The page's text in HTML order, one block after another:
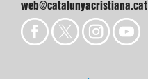
web@catalunyacristiana.cat